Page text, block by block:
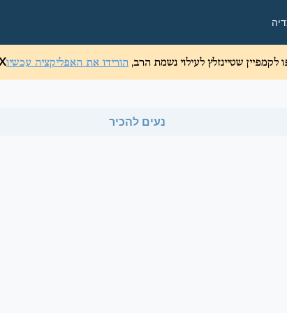
לקמפיין שטיינזלץ לעילוי נשמת הרב, הורידו את האפליקציה עכשיו
נעים להכיר